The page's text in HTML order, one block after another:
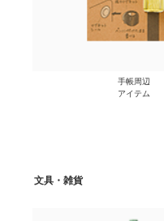
手帳周辺
アイテム
文具・雑貨